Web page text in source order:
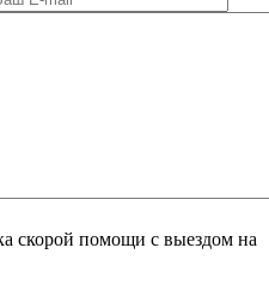
скорой помощи с выездом на